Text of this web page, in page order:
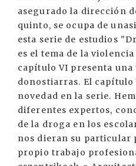
asegurado la dirección
quinto, se ocupa de
esta serie de estudios
es el tema de la
capítulo VI presenta
donostiarras. El capítulo
novedad en la serie.
diferentes expertos,
de la droga en los
nos dieran su particular
propio trabajo